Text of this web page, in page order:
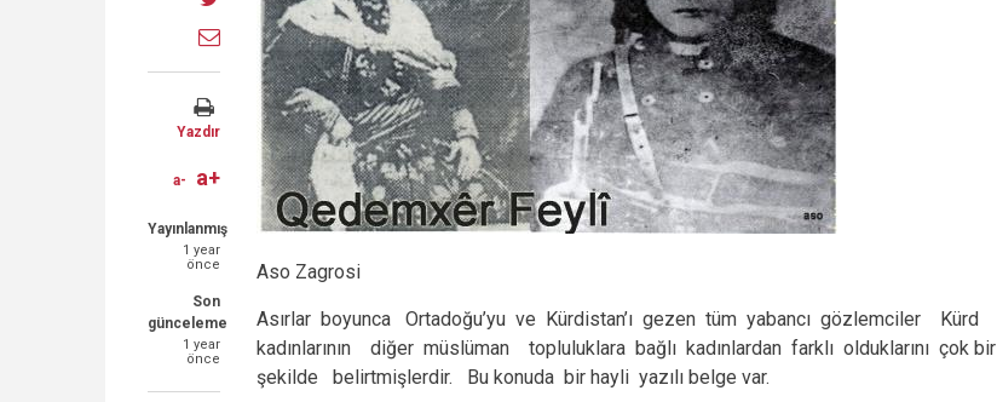
Facebook
on
Twitter
Share
through
email
Yazdır
a- a+
Yayınlanmış
1 year
önce
Son
günceleme
1 year
önce
Aso Zagrosi
Asırlar boyunca Ortadoğu’yu ve Kürdistan’ı gezen tüm yabancı gözlemciler Kürd
kadınlarının diğer müslüman topluluklara bağlı kadınlardan farklı olduklarını çok bir
şekilde belirtmişlerdir. Bu konuda bir hayli yazılı belge var.